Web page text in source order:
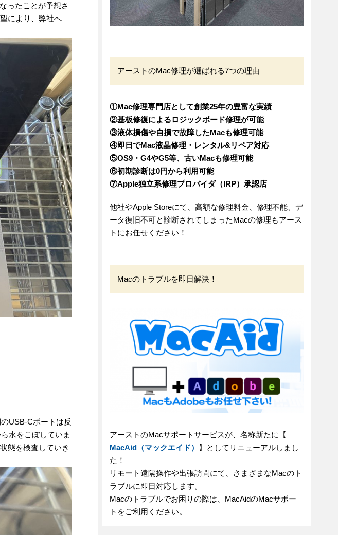
ったことが予想さ
により、弊社へ
USB-Cポートは反
水をこぼしていま
態を検査していき
アーストのMac修理が選ばれる7つの理由
①Mac修理専門店として創業25年の豊富な実績
②基板修復によるロジックボード修理が可能
③液体損傷や自損で故障したMacも修理可能
④即日でMac液晶修理・レンタル&リペア対応
⑤OS9・G4やG5等、古いMacも修理可能
⑥初期診断は0円から利用可能
⑦Apple独立系修理プロバイダ（IRP）承認店
他社やApple Storeにて、高額な修理料金、修理不能、デ
ータ復旧不可と診断されてしまったMacの修理もアース
トにお任せください！
Macのトラブルを即日解決！
アーストのMacサポートサービスが、名称新たに【
MacAid（マックエイド）
】としてリニューアルしまし
た！
リモート遠隔操作や出張訪問にて、さまざまなMacのト
ラブルに即日対応します。
Macのトラブルでお困りの際は、MacAidのMacサポー
トをご利用ください。